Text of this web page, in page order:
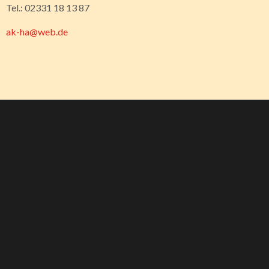
Tel.: 02331 18 13 87
ak-ha@web.de